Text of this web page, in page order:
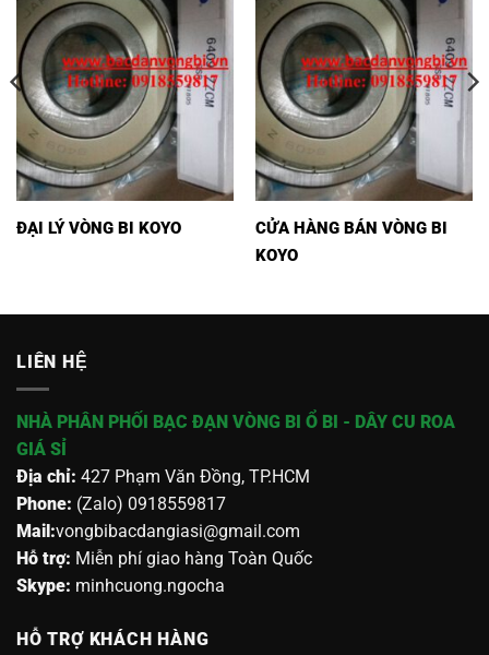
ĐẠI LÝ VÒNG BI KOYO
CỬA HÀNG BÁN VÒNG BI
KOYO
LIÊN HỆ
NHÀ PHÂN PHỐI BẠC ĐẠN VÒNG BI Ổ BI - DÂY CU ROA
GIÁ SỈ
Địa chỉ: 427 Phạm Văn Đồng, TP.HCM
Phone: (Zalo) 0918559817
Mail:vongbibacdangiasi@gmail.com
Hỗ trợ: Miễn phí giao hàng Toàn Quốc
Skype: minhcuong.ngocha
HỖ TRỢ KHÁCH HÀNG